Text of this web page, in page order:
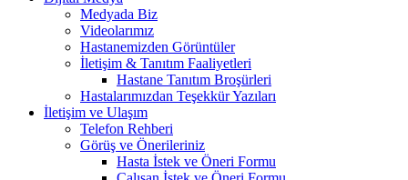
Medyada Biz
Videolarımız
Hastanemizden Görüntüler
İletişim & Tanıtım Faaliyetleri
Hastane Tanıtım Broşürleri
Hastalarımızdan Teşekkür Yazıları
İletişim ve Ulaşım
Telefon Rehberi
Görüş ve Önerileriniz
Hasta İstek ve Öneri Formu